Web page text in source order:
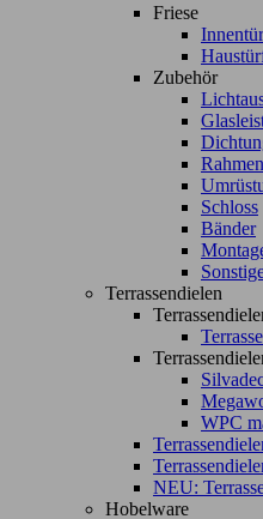
Friese
Zubehör
Schloss
Bänder
Terrassendielen
WPC
NEU:
Hobelware